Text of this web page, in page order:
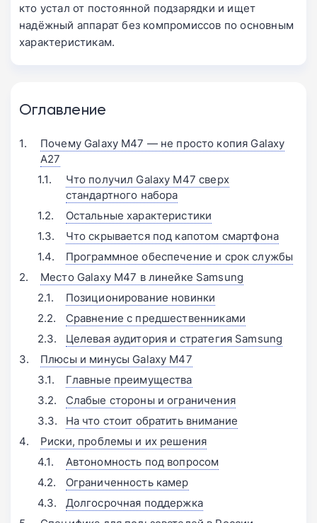
кто устал от постоянной подзарядки и ищет
надёжный аппарат без компромиссов по основным
характеристикам.
Оглавление
Почему Galaxy M47 — не просто копия Galaxy
A27
Что получил Galaxy M47 сверх
стандартного набора
Остальные характеристики
Что скрывается под капотом смартфона
Программное обеспечение и срок службы
Место Galaxy M47 в линейке Samsung
Позиционирование новинки
Сравнение с предшественниками
Целевая аудитория и стратегия Samsung
Плюсы и минусы Galaxy M47
Главные преимущества
Слабые стороны и ограничения
На что стоит обратить внимание
Риски, проблемы и их решения
Автономность под вопросом
Ограниченность камер
Долгосрочная поддержка